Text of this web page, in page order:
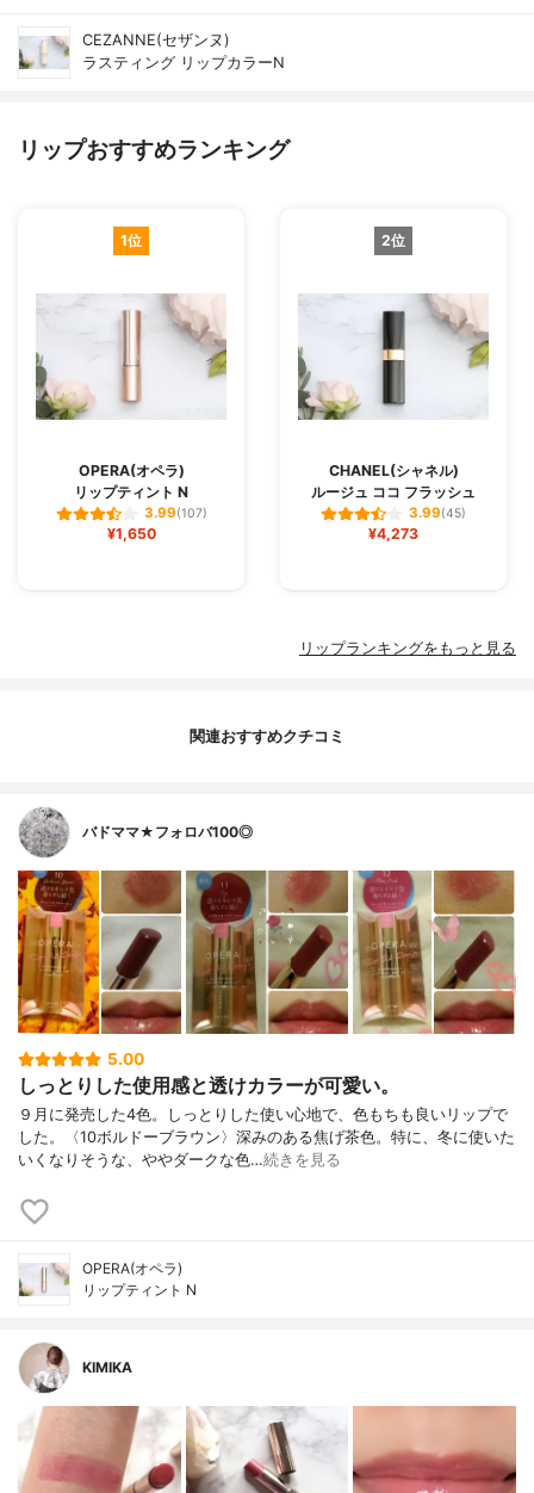
CEZANNE(セザンヌ)
ラスティング リップカラーN
リップおすすめランキング
1位
OPERA(オペラ)
リップティント N
3.99(107)
¥1,650
2位
CHANEL(シャネル)
ルージュ ココ フラッシュ
3.99(45)
¥4,273
リップランキングをもっと見る
関連おすすめクチコミ
バドママ★フォロバ100◎
5.00
しっとりした使用感と透けカラーが可愛い。
９月に発売した4色。しっとりした使い心地で、色もちも良いリップで
した。〈10ボルドーブラウン〉深みのある焦げ茶色。特に、冬に使いた
いくなりそうな、ややダークな色…続きを見る
OPERA(オペラ)
リップティント N
KIMIKA